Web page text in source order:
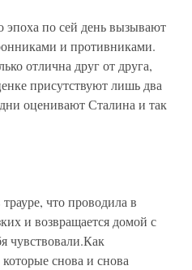
по сей день вызывают
и противниками.
отлична друг от друга,
присутствуют лишь два
оценивают Сталина и так
что проводила в
и возвращается домой с
чувствовали.Как
снова и снова